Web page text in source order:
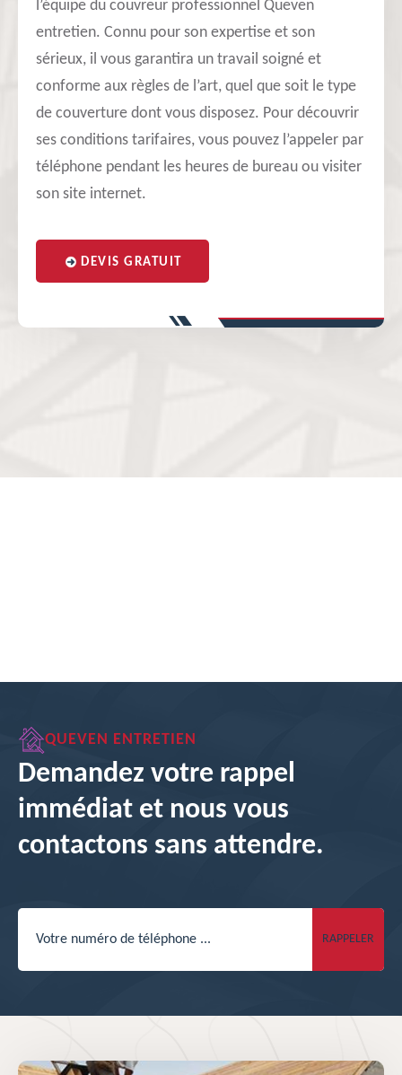
l’équipe du couvreur professionnel Queven
entretien. Connu pour son expertise et son
sérieux, il vous garantira un travail soigné et
conforme aux règles de l’art, quel que soit le type
de couverture dont vous disposez. Pour découvrir
ses conditions tarifaires, vous pouvez l’appeler par
téléphone pendant les heures de bureau ou visiter
son site internet.
DEVIS GRATUIT
QUEVEN ENTRETIEN
Demandez votre rappel
immédiat et nous vous
contactons sans attendre.